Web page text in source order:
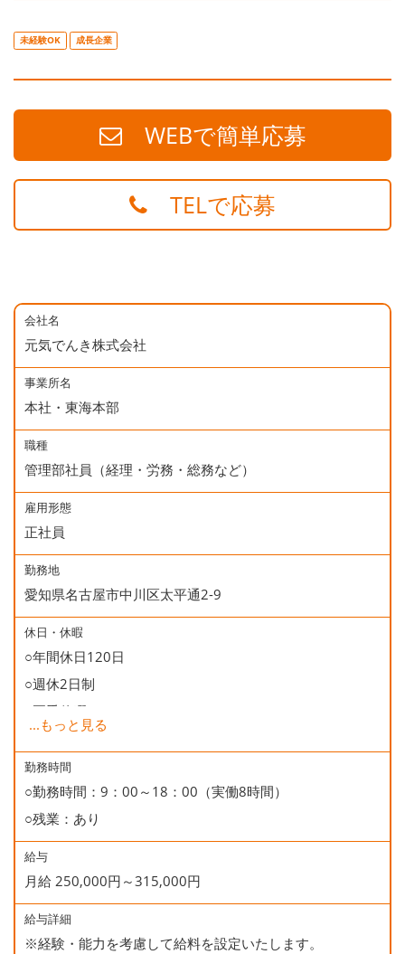
未経験OK 成長企業
WEBで簡単応募
TELで応募
会社名
元気でんき株式会社
事業所名
本社・東海本部
職種
管理部社員（経理・労務・総務など）
雇用形態
正社員
勤務地
愛知県名古屋市中川区太平通2-9
休日・休暇
○年間休日120日
○週休2日制
○夏季休暇
○年末年始休暇
○慶弔休暇
○有給休暇
○誕生日休暇
...もっと見る
勤務時間
○勤務時間：9：00～18：00（実働8時間）
○残業：あり
給与
月給 250,000円～315,000円
給与詳細
※経験・能力を考慮して給料を設定いたします。